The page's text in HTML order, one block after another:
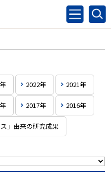
2022年 2021年
2017年 2016年
」由来の研究成果